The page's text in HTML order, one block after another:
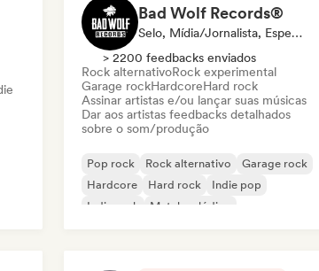
Bad Wolf Records®
Selo, Mídia/Jornalista, Especialista Em Som
> 2200 feedbacks enviados
Rock alternativoRock experimental
Garage rockHardcoreHard rock
Assinar artistas e/ou lançar suas músicas
Dar aos artistas feedbacks detalhados
sobre o som/produção
Pop rock Rock alternativo
Garage rock
Hardcore
Hard rock
Indie pop
Indie rock
Metal melódico